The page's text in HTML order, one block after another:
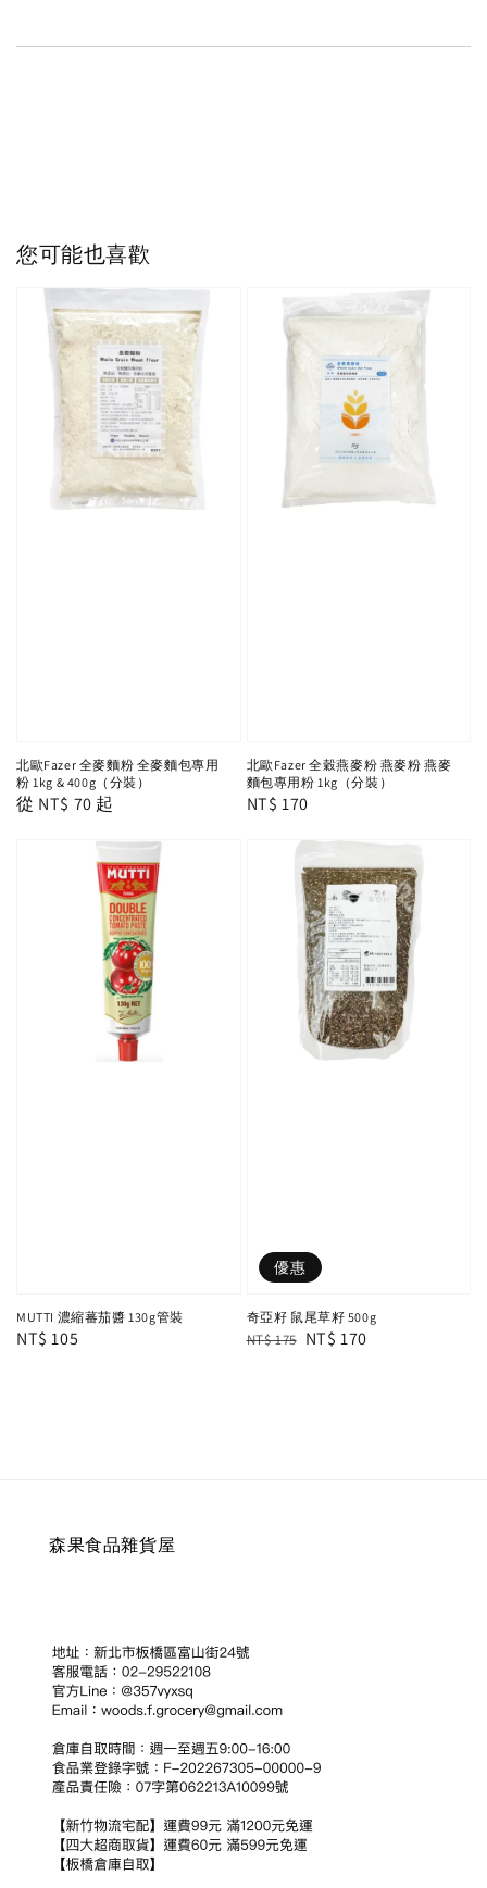
您可能也喜歡
北歐Fazer 全麥麵粉 全麥麵包專用
粉 1kg & 400g（分裝）
Regular
從 NT$ 70 起
北歐Fazer 全穀燕麥粉 燕麥粉 燕麥
麵包專用粉 1kg（分裝）
Regular
NT$ 170
MUTTI 濃縮蕃茄醬 130g管裝
Regular
NT$ 105
優惠
奇亞籽 鼠尾草籽 500g
Regular
NT$ 175 Sale
NT$ 170
森果食品雜貨屋